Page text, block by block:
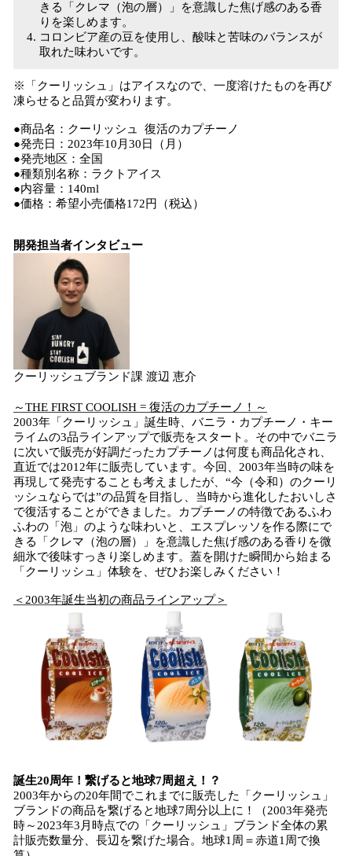
きる「クレマ（泡の層）」を意識した焦げ感のある香
りを楽しめます。
コロンビア産の豆を使用し、酸味と苦味のバランスが
取れた味わいです。
※「クーリッシュ」はアイスなので、一度溶けたものを再び
凍らせると品質が変わります。
●商品名：クーリッシュ 復活のカプチーノ
●発売日：2023年10月30日（月）
●発売地区：全国
●種類別名称：ラクトアイス
●内容量：140ml
●価格：希望小売価格172円（税込）
開発担当者インタビュー
クーリッシュブランド課 渡辺 恵介
～THE FIRST COOLISH = 復活のカプチーノ！～
2003年「クーリッシュ」誕生時、バニラ・カプチーノ・キー
ライムの3品ラインアップで販売をスタート。その中でバニラ
に次いで販売が好調だったカプチーノは何度も商品化され、
直近では2012年に販売しています。今回、2003年当時の味を
再現して発売することも考えましたが、“今（令和）のクーリ
ッシュならでは”の品質を目指し、当時から進化したおいしさ
で復活することができました。カプチーノの特徴であるふわ
ふわの「泡」のような味わいと、エスプレッソを作る際にで
きる「クレマ（泡の層）」を意識した焦げ感のある香りを微
細氷で後味すっきり楽しめます。蓋を開けた瞬間から始まる
「クーリッシュ」体験を、ぜひお楽しみください！
＜2003年誕生当初の商品ラインアップ＞
誕生20周年！繋げると地球7周超え！？
2003年からの20年間でこれまでに販売した「クーリッシュ」
ブランドの商品を繋げると地球7周分以上に！（2003年発売
時～2023年3月時点での「クーリッシュ」ブランド全体の累
計販売数量分、長辺を繋げた場合。地球1周＝赤道1周で換